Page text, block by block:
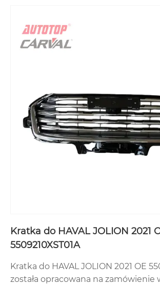
Kratka do HAVAL JOLION 2021
5509210XST01A
Kratka do HAVAL JOLION 2021 OE
została opracowana na zamówienie